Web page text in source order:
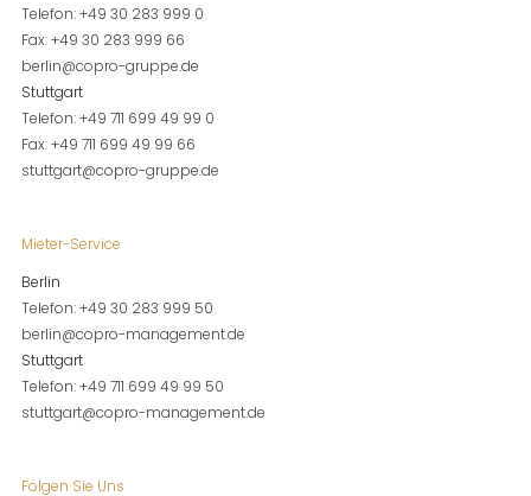
Telefon: +49 30 283 999 0
Fax: +49 30 283 999 66
berlin@copro-gruppe.de
Stuttgart
Telefon: +49 711 699 49 99 0
Fax: +49 711 699 49 99 66
stuttgart@copro-gruppe.de
Mieter-Service
Berlin
Telefon: +49 30 283 999 50
berlin@copro-management.de
Stuttgart
Telefon: +49 711 699 49 99 50
stuttgart@copro-management.de
Folgen Sie Uns